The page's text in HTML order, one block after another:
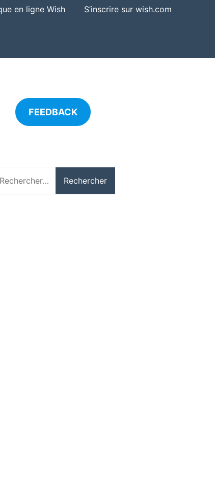
en ligne Wish S’inscrire sur wish.com
FEEDBACK